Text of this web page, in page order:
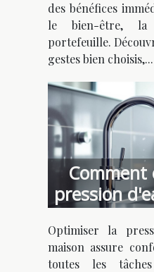
des bénéfices
le bien-être,
portefeuille.
gestes bien choisis,...
pression
Optimiser la
maison assure
toutes les